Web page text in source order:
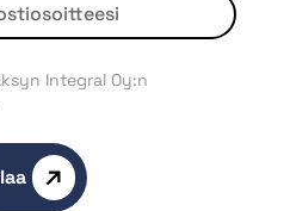
Integral Oy:n